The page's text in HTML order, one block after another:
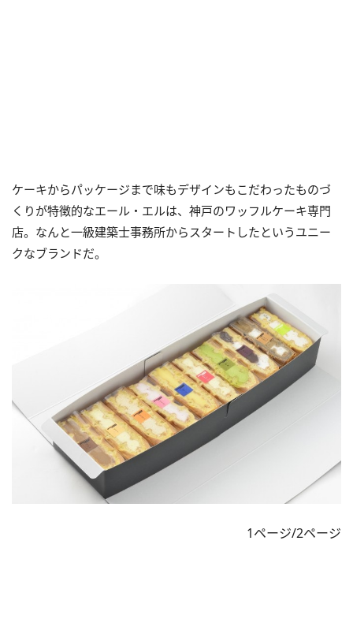
ケーキからパッケージまで味もデザインもこだわったものづ
くりが特徴的なエール・エルは、神戸のワッフルケーキ専門
店。なんと一級建築士事務所からスタートしたというユニー
クなブランドだ。
1ページ/2ページ